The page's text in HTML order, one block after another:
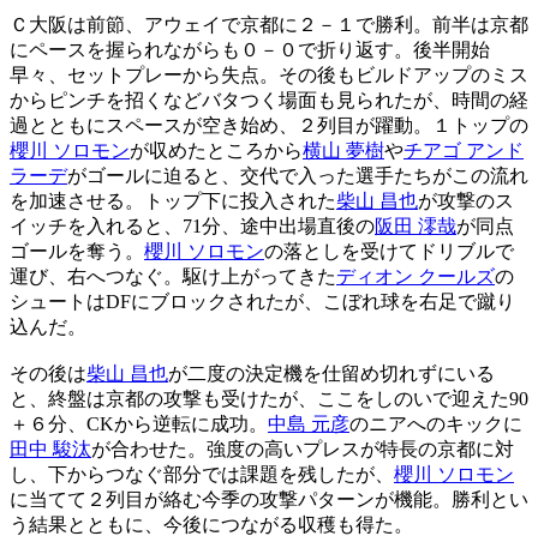
Ｃ大阪は前節、アウェイで京都に２－１で勝利。前半は京都
にペースを握られながらも０－０で折り返す。後半開始
早々、セットプレーから失点。その後もビルドアップのミス
からピンチを招くなどバタつく場面も見られたが、時間の経
過とともにスペースが空き始め、２列目が躍動。１トップの
櫻川 ソロモンが収めたところから横山 夢樹やチアゴ アンド
ラーデがゴールに迫ると、交代で入った選手たちがこの流れ
を加速させる。トップ下に投入された柴山 昌也が攻撃のス
イッチを入れると、71分、途中出場直後の阪田 澪哉が同点
ゴールを奪う。 櫻川 ソロモンの落としを受けてドリブルで
運び、右へつなぐ。駆け上がってきたディオン クールズの
シュートはDFにブロックされたが、こぼれ球を右足で蹴り
込んだ。
その後は柴山 昌也が二度の決定機を仕留め切れずにいる
と、終盤は京都の攻撃も受けたが、ここをしのいで迎えた90
＋６分、CKから逆転に成功。 中島 元彦のニアへのキックに
田中 駿汰が合わせた。強度の高いプレスが特長の京都に対
し、下からつなぐ部分では課題を残したが、 櫻川 ソロモン
に当てて２列目が絡む今季の攻撃パターンが機能。勝利とい
う結果とともに、今後につながる収穫も得た。